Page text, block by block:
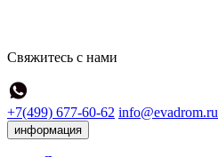
Свяжитесь с нами
+7(499) 677-60-62 info@evadrom.ru
информация